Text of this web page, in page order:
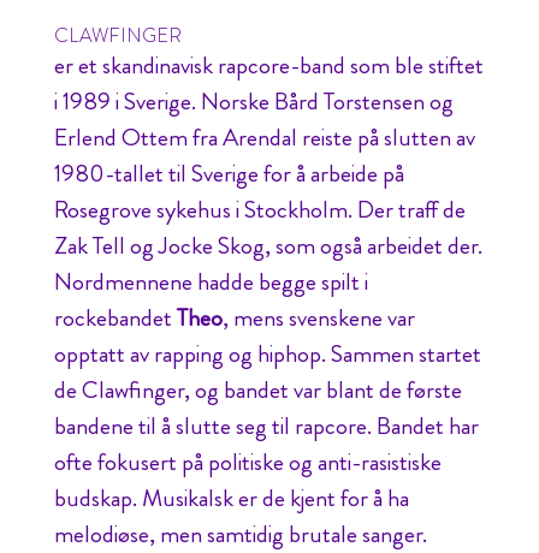
CLAWFINGER
er et skandinavisk rapcore-band som ble stiftet
i 1989 i Sverige. Norske Bård Torstensen og
Erlend Ottem fra Arendal reiste på slutten av
1980-tallet til Sverige for å arbeide på
Rosegrove sykehus i Stockholm. Der traff de
Zak Tell og Jocke Skog, som også arbeidet der.
Nordmennene hadde begge spilt i
rockebandetTheo, mens svenskene var
opptatt av rapping og hiphop. Sammen startet
de Clawfinger, og bandet var blant de første
bandene til å slutte seg til rapcore. Bandet har
ofte fokusert på politiske og anti-rasistiske
budskap. Musikalsk er de kjent for å ha
melodiøse, men samtidig brutale sanger.